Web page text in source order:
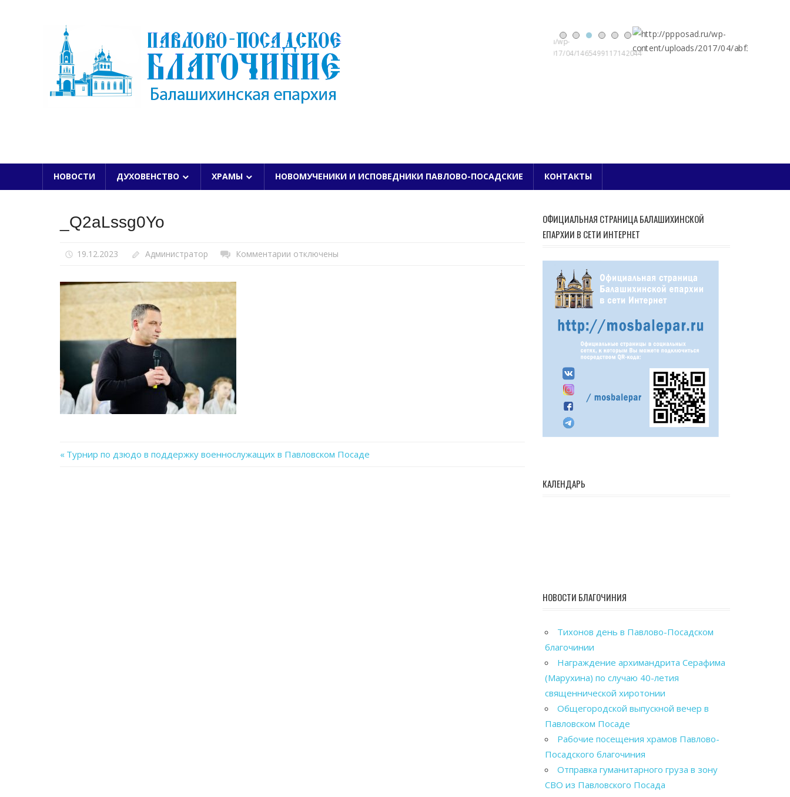
ПАВЛОВО-ПОСАДСКОЕ БЛАГОЧИНИЕ
НОВОСТИ ДУХОВЕНСТВО ХРАМЫ НОВОМУЧЕНИКИ И ИСПОВЕДНИКИ ПАВЛОВО-ПОСАДСКИЕ КОНТАКТЫ
_Q2aLssg0Yo
19.12.2023 Администратор Комментарии котключены
Previous
Турнир по дзюдо в поддержку военнослужащих в Павловском Посаде
ОФИЦИАЛЬНАЯ СТРАНИЦА БАЛАШИХИНСКОЙ
ЕПАРХИИ В СЕТИ ИНТЕРНЕТ
КАЛЕНДАРЬ
НОВОСТИ БЛАГОЧИНИЯ
Тихонов день в Павлово-Посадском
благочинии
Награждение архимандрита Серафима
(Марухина) по случаю 40-летия
священнической хиротонии
Общегородской выпускной вечер в
Павловском Посаде
Рабочие посещения храмов Павлово-
Посадского благочиния
Отправка гуманитарного груза в зону
СВО из Павловского Посада